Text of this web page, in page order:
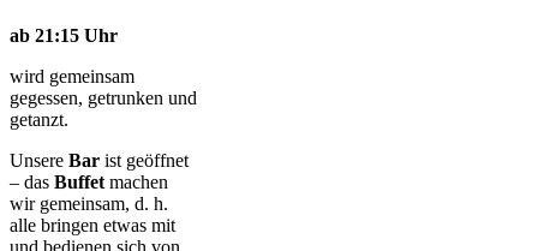
ab 21:15 Uhr
wird gemeinsam
gegessen, getrunken und
getanzt.
Unsere Bar ist geöffnet
– das Buffet machen
wir gemeinsam, d. h.
alle bringen etwas mit
und bedienen sich von